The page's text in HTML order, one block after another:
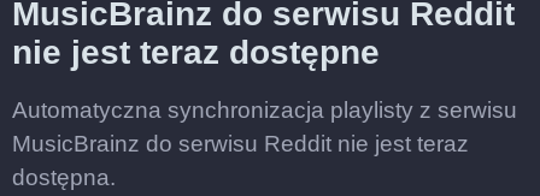
MusicBrainz do serwisu Reddit
nie jest teraz dostępne
Automatyczna synchronizacja playlisty z serwisu
MusicBrainz do serwisu Reddit nie jest teraz
dostępna.